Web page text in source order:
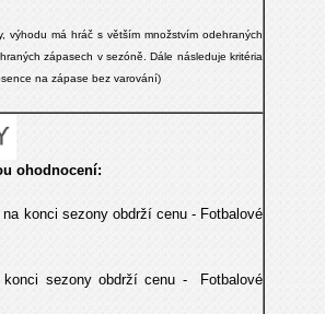
výhodu má hráč s větším množstvím odehraných
zápasech v sezóně. Dále následuje kritéria
na zápase bez varování)
ohodnocení:
konci sezony obdrží cenu - Fotbalové
konci sezony obdrží cenu -
Fotbalové